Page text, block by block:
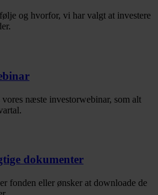
og hvorfor, vi har valgt at investere
næste investorwebinar, som alt
dokumenter
fonden eller ønsker at downloade de